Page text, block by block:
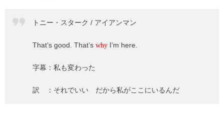
トニー・スターク / アイアンマン
That’s good. That’s why I’m here.
字幕：私も変わった
訳 ：それでいい だから私がここにいるんだ